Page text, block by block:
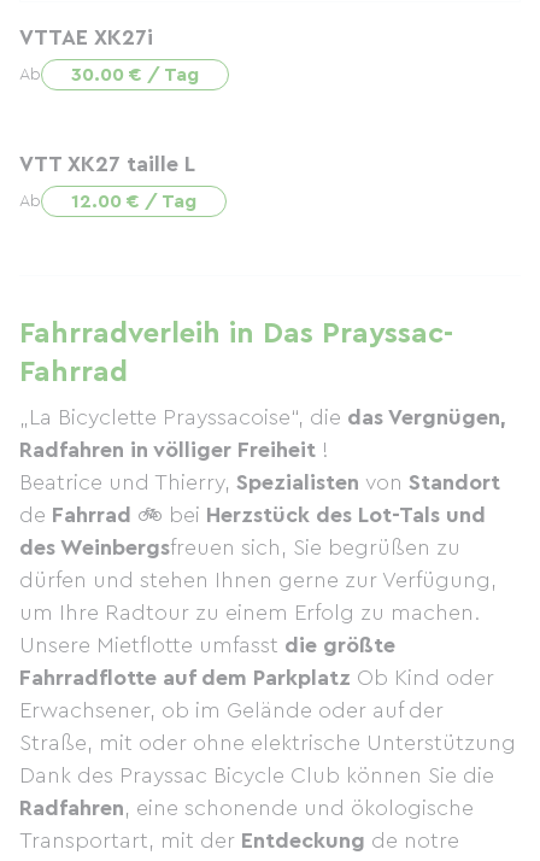
VTTAE XK27i
Ab 30.00 € / Tag
VTT XK27 taille L
Ab 12.00 € / Tag
Fahrradverleih in Das Prayssac-
Fahrrad
„La Bicyclette Prayssacoise“, die das Vergnügen,
Radfahren in völliger Freiheit !
Beatrice und Thierry, Spezialisten von Standort
de Fahrrad 🚲 bei Herzstück des Lot-Tals und
des Weinbergsfreuen sich, Sie begrüßen zu
dürfen und stehen Ihnen gerne zur Verfügung,
um Ihre Radtour zu einem Erfolg zu machen.
Unsere Mietflotte umfasst die größte
Fahrradflotte auf dem Parkplatz Ob Kind oder
Erwachsener, ob im Gelände oder auf der
Straße, mit oder ohne elektrische Unterstützung
Dank des Prayssac Bicycle Club können Sie die
Radfahren, eine schonende und ökologische
Transportart, mit der Entdeckung de notre